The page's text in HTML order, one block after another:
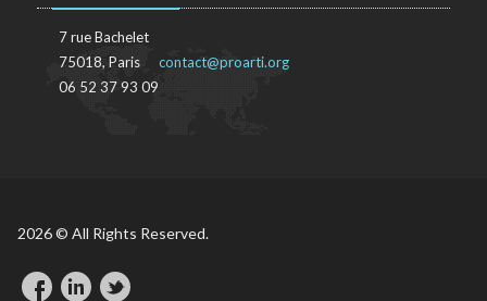
7 rue Bachelet
75018, Paris
06 52 37 93 09
contact@proarti.org
2026 © All Rights Reserved.